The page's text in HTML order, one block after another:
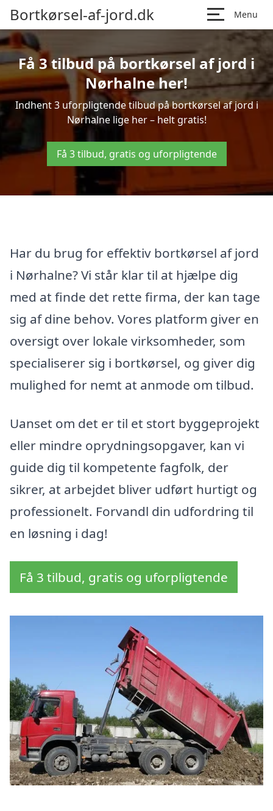
Bortkørsel-af-jord.dk Menu
Få 3 tilbud på bortkørsel af jord i
Nørhalne her!
Indhent 3 uforpligtende tilbud på bortkørsel af jord i
Nørhalne lige her – helt gratis!
Få 3 tilbud, gratis og uforpligtende
Har du brug for effektiv bortkørsel af jord
i Nørhalne? Vi står klar til at hjælpe dig
med at finde det rette firma, der kan tage
sig af dine behov. Vores platform giver en
oversigt over lokale virksomheder, som
specialiserer sig i bortkørsel, og giver dig
mulighed for nemt at anmode om tilbud.
Uanset om det er til et stort byggeprojekt
eller mindre oprydningsopgaver, kan vi
guide dig til kompetente fagfolk, der
sikrer, at arbejdet bliver udført hurtigt og
professionelt. Forvandl din udfordring til
en løsning i dag!
Få 3 tilbud, gratis og uforpligtende